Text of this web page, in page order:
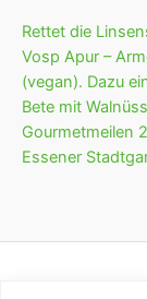
Rettet die
Vosp Apur –
(vegan). Dazu
Bete mit
Gourmetmeilen
Essener